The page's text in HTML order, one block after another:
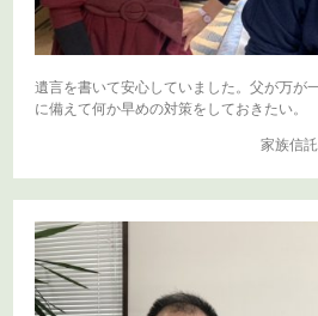
遺言を書いて安心していました。父が万が
に備えて何か早めの対策をしておきたい。
家族信